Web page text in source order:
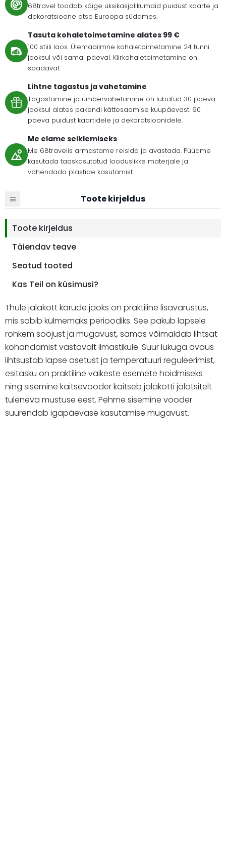
68travel toodab kõige üksikasjalikumaid puidust kaarte ja
dekoratsioone otse Euroopa südames.
Tasuta kohaletoimetamine alates 99 €
100 stiili laos. Ülemaailmne kohaletoimetamine 24 tunni
jooksul või samal päeval. Kiirkohaletoimetamine on
saadaval.
Lihtne tagastus ja vahetamine
Tagastamine ja ümbervahetamine on lubatud 30 päeva
jooksul alates pakendi kättesaamise kuupäevast. 90
päeva puidust kaartidele ja dekoratsioonidele.
Me elame seiklemiseks
Me 68travelis armastame reisida ja avastada. Püüame
kasutada taaskasutatud looduslikke materjale ja
vähendada plastide kasutamist.
Toote kirjeldus
Toote kirjeldus
Täiendav teave
Seotud tooted
Kas Teil on küsimusi?
Thule jalakott kärude jaoks on praktiline lisavarustus,
mis sobib külmemaks perioodiks. See pakub lapsele
rohkem soojust ja mugavust, samas võimaldab lihtsat
kohandamist vastavalt ilmastikule. Suur lukuga avaus
lihtsustab lapse asetust ja temperatuuri reguleerimist,
esitasku on praktiline väikeste esemete hoidmiseks
ning sisemine kaitsevooder kaitseb jalakotti jalatsitelt
tuleneva mustuse eest. Pehme sisemine vooder
suurendab igapäevase kasutamise mugavust.